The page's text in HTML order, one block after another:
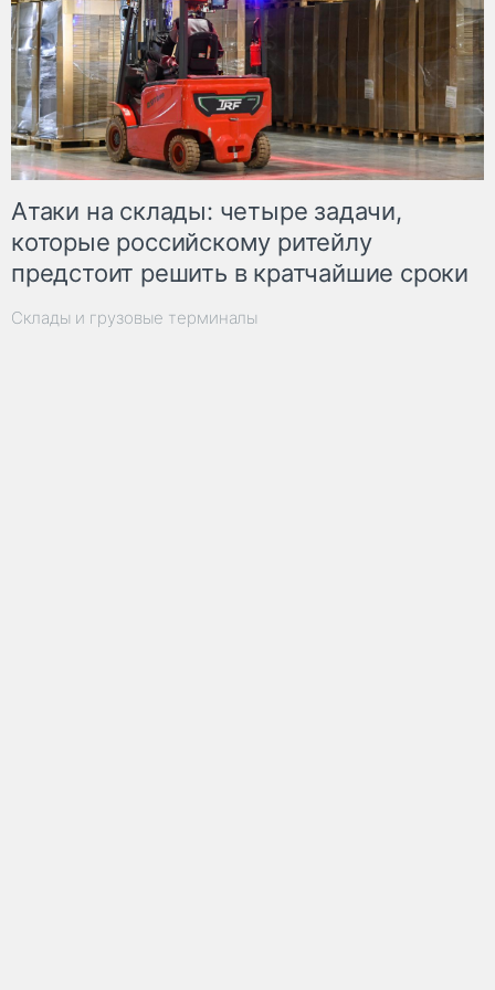
Атаки на склады: четыре задачи,
которые российскому ритейлу
предстоит решить в кратчайшие сроки
Склады и грузовые терминалы